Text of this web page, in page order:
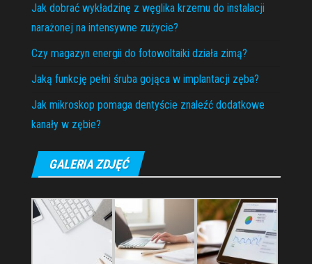
Jak dobrać wykładzinę z węglika krzemu do instalacji
narażonej na intensywne zużycie?
Czy magazyn energii do fotowoltaiki działa zimą?
Jaką funkcję pełni śruba gojąca w implantacji zęba?
Jak mikroskop pomaga dentyście znaleźć dodatkowe
kanały w zębie?
GALERIA ZDJĘĆ